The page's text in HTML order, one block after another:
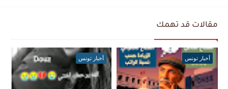
مقالات قد تهمك
أخبار تونس أخبار تونس